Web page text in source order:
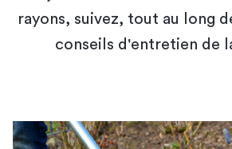
rayons, suivez, tout au long
conseils d'entretien de